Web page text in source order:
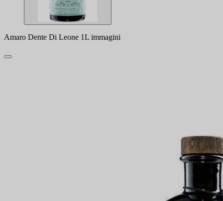
Amaro Dente Di Leone 1L immagini